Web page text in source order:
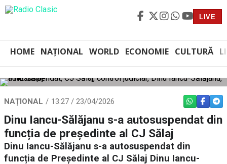
LIVE
HOME NAȚIONAL WORLD ECONOMIE CULTURĂ
NAȚIONAL 13:27 / 23/04/2026 WHATSAPP
Dinu Iancu-Sălăjanu s-a autosuspendat din
funcția de președinte al CJ Sălaj
Dinu Iancu-Sălăjanu s-a autosuspendat din
funcția de Președinte al CJ Sălaj Dinu Iancu-